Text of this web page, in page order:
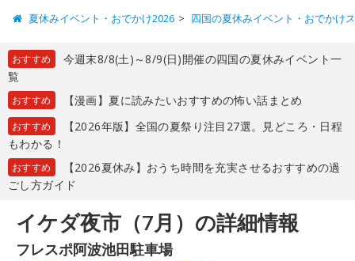
夏休みイベント・おでかけ2026 四国の夏休みイベント・おでかけ
おすすめ
今週末8/8(土)～8/9(日)開催の四国の夏休みイベント一
覧
おすすめ 【漫画】夏に読みたいおすすめの怖い話まとめ
おすすめ
【2026年版】全国の夏祭り注目27選。見どころ・日程
もわかる！
おすすめ
【2026夏休み】おうち時間を充実させるおすすめの過
ごし方ガイド
イケダ夜市（7月）の詳細情報
フレスポ阿波池田駐車場